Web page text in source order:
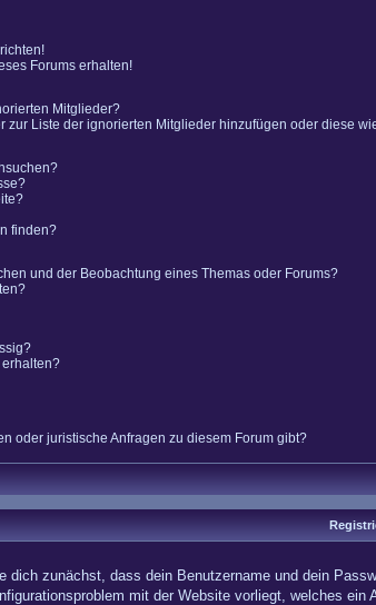
Forums erhalten!
Mitglieder?
zur Liste der ignorierten Mitglieder hinzufügen oder diese
finden?
und der Beobachtung eines Themas oder Forums?
oder juristische Anfragen zu diesem Forum gibt?
dich zunächst, dass dein Benutzername und dein
mit der Website vorliegt, welches ein